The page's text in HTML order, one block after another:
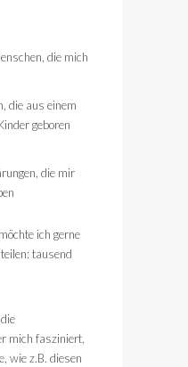
die mich
die aus einem
geboren
die mir
ich gerne
tausend
mich fasziniert,
wie z.B. diesen